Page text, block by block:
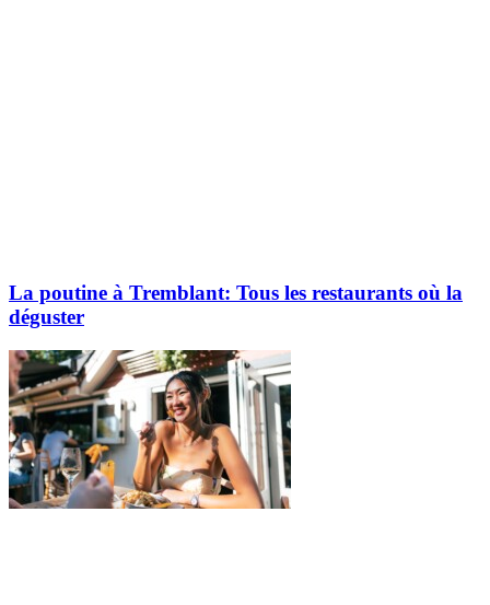
La poutine à Tremblant: Tous les restaurants où la
déguster